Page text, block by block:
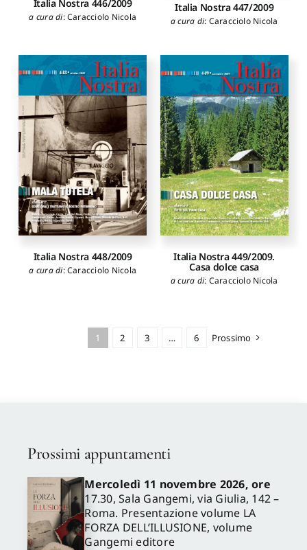
Italia Nostra 446/2009
a cura di:Caracciolo Nicola
Italia Nostra 447/2009
a cura di: Caracciolo Nicola
Italia Nostra 448/2009
a cura di:Caracciolo Nicola
Italia Nostra 449/2009.
Casa dolce casa
a cura di: Caracciolo Nicola
1 2 3 … 6 Prossimo
Prossimi appuntamenti
Mercoledì 11 novembre 2026, ore
17.30, Sala Gangemi, via Giulia, 142 –
Roma. Presentazione volume LA
FORZA DELL’ILLUSIONE, volume
Gangemi editore